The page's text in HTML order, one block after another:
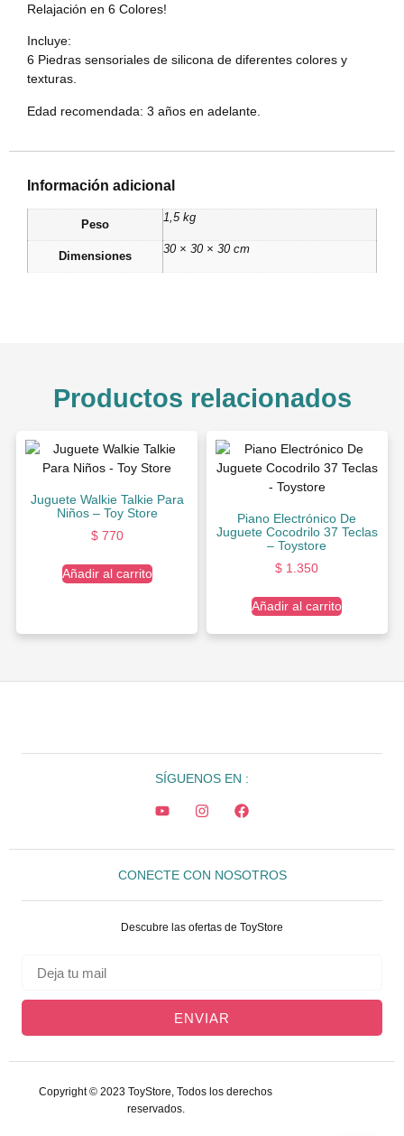
Relajación en 6 Colores!
Incluye:
6 Piedras sensoriales de silicona de diferentes colores y
texturas.
Edad recomendada: 3 años en adelante.
Información adicional
Peso
1,5 kg
Dimensiones
30 × 30 × 30 cm
Productos relacionados
Juguete Walkie Talkie Para
Niños – Toy Store
$770
Añadir al carrito
Piano Electrónico De
Juguete Cocodrilo 37 Teclas
– Toystore
$ 1.350
Añadir al carrito
SÍGUENOS EN :
CONECTE CON NOSOTROS
Descubre las ofertas de ToyStore
ENVIAR
Copyright © 2023 ToyStore, Todos los derechos
reservados.